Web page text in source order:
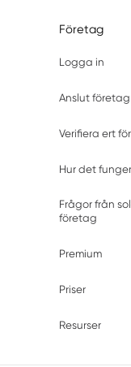
Företag
Logga in
Anslut företag
Verifiera ert
Hur det
Frågor från
företag
Premium
Priser
Resurser